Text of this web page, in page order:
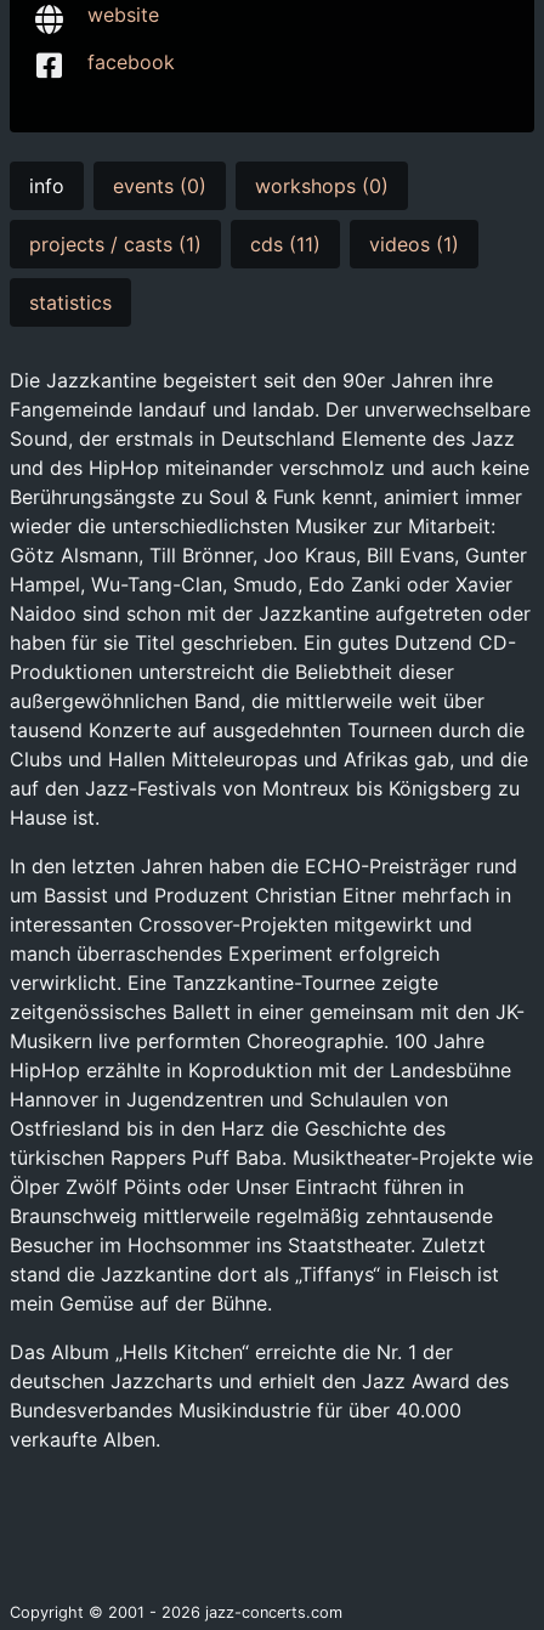
website
facebook
info events (0) workshops (0)
projects / casts (1) cds (11) videos (1)
statistics
Die Jazzkantine begeistert seit den 90er Jahren ihre
Fangemeinde landauf und landab. Der unverwechselbare
Sound, der erstmals in Deutschland Elemente des Jazz
und des HipHop miteinander verschmolz und auch keine
Berührungsängste zu Soul & Funk kennt, animiert immer
wieder die unterschiedlichsten Musiker zur Mitarbeit:
Götz Alsmann, Till Brönner, Joo Kraus, Bill Evans, Gunter
Hampel, Wu-Tang-Clan, Smudo, Edo Zanki oder Xavier
Naidoo sind schon mit der Jazzkantine aufgetreten oder
haben für sie Titel geschrieben. Ein gutes Dutzend CD-
Produktionen unterstreicht die Beliebtheit dieser
außergewöhnlichen Band, die mittlerweile weit über
tausend Konzerte auf ausgedehnten Tourneen durch die
Clubs und Hallen Mitteleuropas und Afrikas gab, und die
auf den Jazz-Festivals von Montreux bis Königsberg zu
Hause ist.
In den letzten Jahren haben die ECHO-Preisträger rund
um Bassist und Produzent Christian Eitner mehrfach in
interessanten Crossover-Projekten mitgewirkt und
manch überraschendes Experiment erfolgreich
verwirklicht. Eine Tanzzkantine-Tournee zeigte
zeitgenössisches Ballett in einer gemeinsam mit den JK-
Musikern live performten Choreographie. 100 Jahre
HipHop erzählte in Koproduktion mit der Landesbühne
Hannover in Jugendzentren und Schulaulen von
Ostfriesland bis in den Harz die Geschichte des
türkischen Rappers Puff Baba. Musiktheater-Projekte wie
Ölper Zwölf Pöints oder Unser Eintracht führen in
Braunschweig mittlerweile regelmäßig zehntausende
Besucher im Hochsommer ins Staatstheater. Zuletzt
stand die Jazzkantine dort als „Tiffanys“ in Fleisch ist
mein Gemüse auf der Bühne.
Das Album „Hells Kitchen“ erreichte die Nr. 1 der
deutschen Jazzcharts und erhielt den Jazz Award des
Bundesverbandes Musikindustrie für über 40.000
verkaufte Alben.
Copyright © 2001 - 2026 jazz-concerts.com